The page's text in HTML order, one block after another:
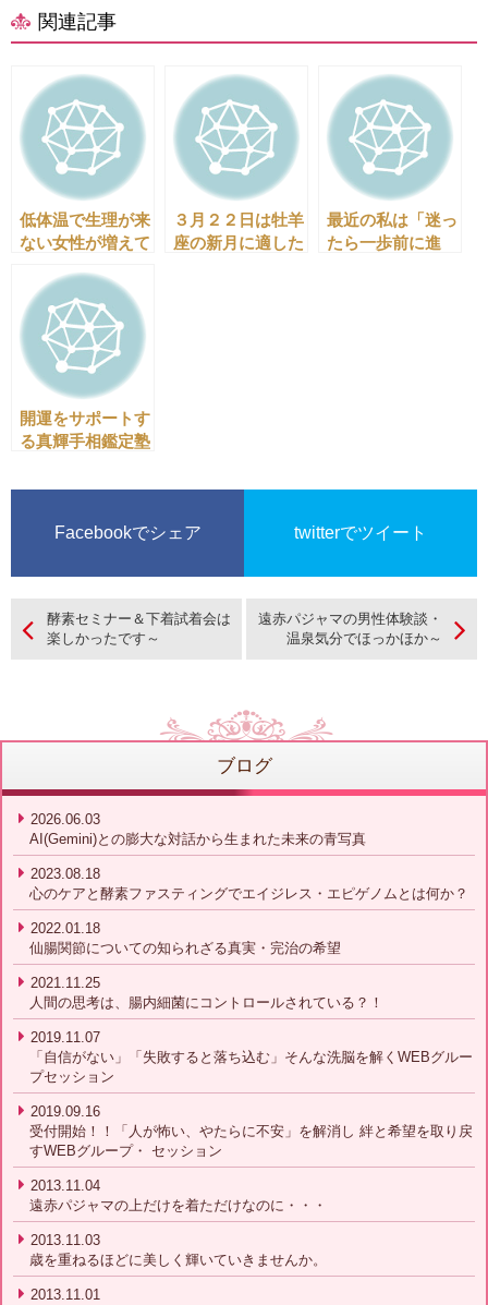
関連記事
低体温で生理が来
ない女性が増えて
３月２２日は牡羊
座の新月に適した
最近の私は「迷っ
たら一歩前に進
開運をサポートす
る真輝手相鑑定塾
Facebookでシェア twitterでツイート
酵素セミナー＆下着試着会は
楽しかったです～
遠赤パジャマの男性体験談・
温泉気分でほっかほか～
ブログ
2026.06.03
AI(Gemini)との膨大な対話から生まれた未来の青写真
2023.08.18
心のケアと酵素ファスティングでエイジレス・エピゲノムとは何か？
2022.01.18
仙腸関節についての知られざる真実・完治の希望
2021.11.25
人間の思考は、腸内細菌にコントロールされている？！
2019.11.07
「自信がない」「失敗すると落ち込む」そんな洗脳を解くWEBグルー
プセッション
2019.09.16
受付開始！！「人が怖い、やたらに不安」を解消し 絆と希望を取り戻
すWEBグループ・ セッション
2013.11.04
遠赤パジャマの上だけを着ただけなのに・・・
2013.11.03
歳を重ねるほどに美しく輝いていきませんか。
2013.11.01